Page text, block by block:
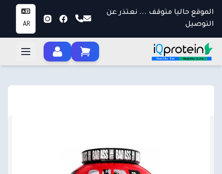
الموقع حاليا متوقف ... نعتذر عن
التوصيل
AR